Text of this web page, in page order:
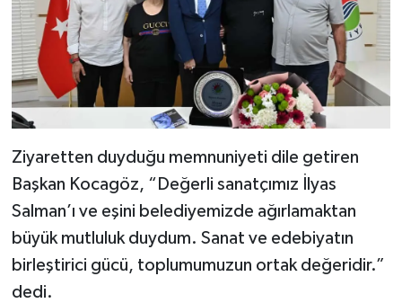
Ziyaretten duyduğu memnuniyeti dile getiren
Başkan Kocagöz, “Değerli sanatçımız İlyas
Salman’ı ve eşini belediyemizde ağırlamaktan
büyük mutluluk duydum. Sanat ve edebiyatın
birleştirici gücü, toplumumuzun ortak değeridir.”
dedi.